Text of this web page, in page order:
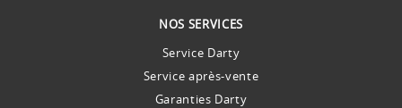
NOS SERVICES
Service Darty
Service après-vente
Garanties Darty